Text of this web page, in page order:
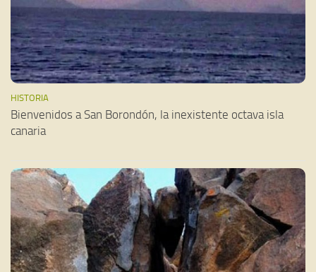
HISTORIA
Bienvenidos a San Borondón, la inexistente octava isla
canaria